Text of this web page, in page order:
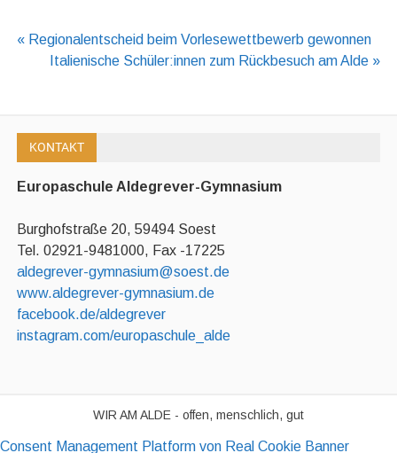
Beitragsnavigation
« Regionalentscheid beim Vorlesewettbewerb gewonnen
Italienische Schüler:innen zum Rückbesuch am Alde »
KONTAKT
Europaschule Aldegrever-Gymnasium
Burghofstraße 20, 59494 Soest
Tel. 02921-9481000, Fax -17225
aldegrever-gymnasium@soest.de
www.aldegrever-gymnasium.de
facebook.de/aldegrever
instagram.com/europaschule_alde
WIR AM ALDE - offen, menschlich, gut
Consent Management Platform von Real Cookie Banner